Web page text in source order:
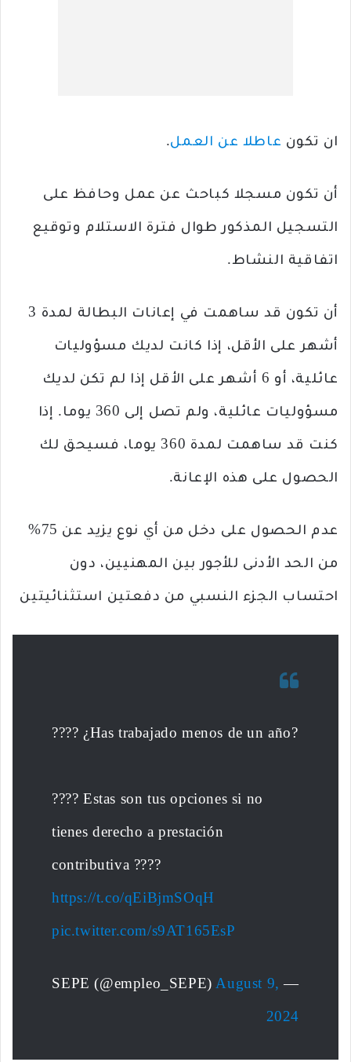
ان تكون عاطلا عن العمل.
أن تكون مسجلا كباحث عن عمل وحافظ على
التسجيل المذكور طوال فترة الاستلام وتوقيع
اتفاقية النشاط.
أن تكون قد ساهمت في إعانات البطالة لمدة 3
أشهر على الأقل، إذا كانت لديك مسؤوليات
عائلية، أو 6 أشهر على الأقل إذا لم تكن لديك
مسؤوليات عائلية، ولم تصل إلى 360 يوما. إذا
كنت قد ساهمت لمدة 360 يوما، فسيحق لك
الحصول على هذه الإعانة.
عدم الحصول على دخل من أي نوع يزيد عن 75%
من الحد الأدنى للأجور بين المهنيين، دون
احتساب الجزء النسبي من دفعتين استثنائيتين
???? ¿Has trabajado menos de un año?
???? Estas son tus opciones si no
tienes derecho a prestación
contributiva ????
https://t.co/qEiBjmSOqH
pic.twitter.com/s9AT165EsP
— SEPE (@empleo_SEPE)
August 9,
2024